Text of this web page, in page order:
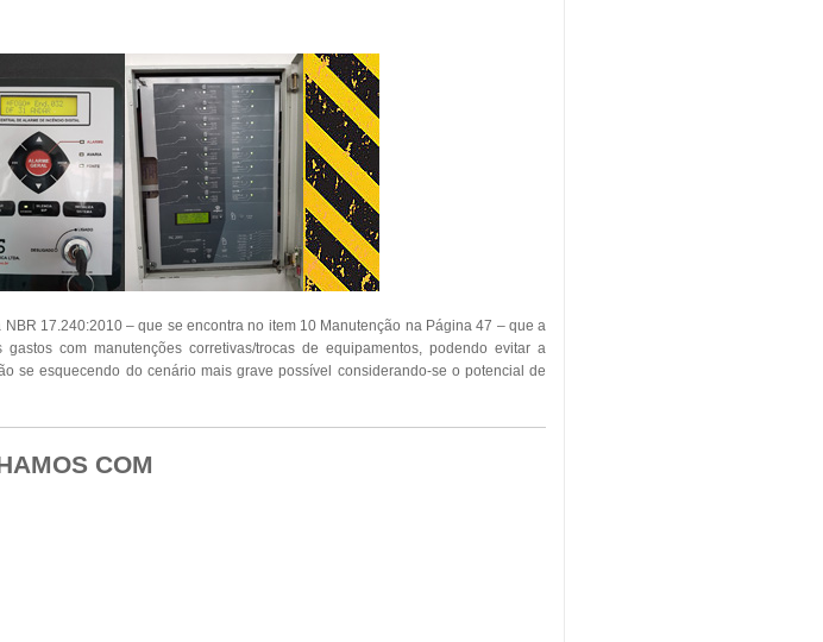
17.240:2010 – que se encontra no item 10 Manutenção na Página 47 – que a
com manutenções corretivas/trocas de equipamentos, podendo evitar a
se esquecendo do cenário mais grave possível considerando-se o potencial de
COM